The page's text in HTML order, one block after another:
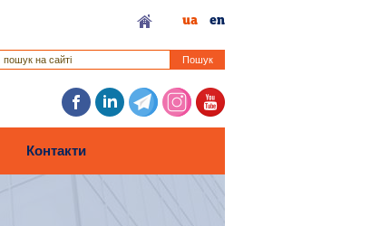
ua en
Пошук
Контакти